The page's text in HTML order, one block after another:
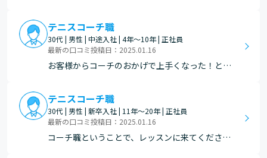
テニスコーチ職
30代 | 男性 | 中途入社 | 4年～10年 | 正社員
最新の口コミ投稿日：2025.01.16
お客様からコーチのおかげで上手くなった！とい
ました！ということを言ってもらえたときにこの
仕事で良かったと思いました。
テニスコーチ職
30代 | 男性 | 新卒入社 | 11年～20年 | 正社員
最新の口コミ投稿日：2025.01.16
コーチ職ということで、レッスンに来てくださっ